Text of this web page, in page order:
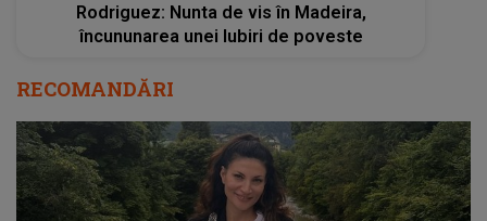
Rodriguez: Nunta de vis în Madeira,
încununarea unei Iubiri de poveste
RECOMANDĂRI